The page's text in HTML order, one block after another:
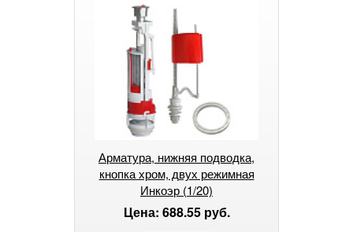
Арматура, нижняя подводка,
кнопка хром, двух режимная
Инкоэр (1/20)
Цена: 688.55 руб.